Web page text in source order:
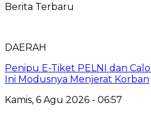
Berita Terbaru
DAERAH
Penipu E-Tiket PELNI dan
Ini Modusnya Menjerat Korban
Kamis, 6 Agu 2026 - 06:57